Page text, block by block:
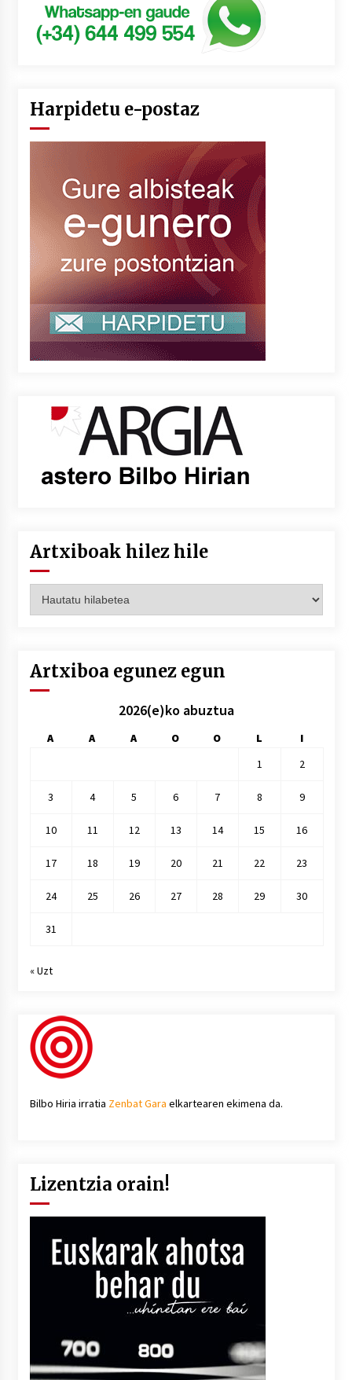
Harpidetu e-postaz
Artxiboak hilez hile
hilez
Artxiboa egunez egun
2026(e)ko abuztua
A A A O O L
I
1
2
3 4 5 6 7 8 9
10 11 12 13 14 15 16
17 18 19 20 21 22 23
24 25 26 27 28 29 30
31
« Uzt
Bilbo Hiria irratia Zenbat Gara elkartearen ekimena da.
Lizentzia orain!